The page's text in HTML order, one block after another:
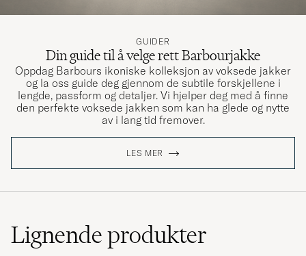
GUIDER
Din guide til å velge rett Barbourjakke
Oppdag Barbours ikoniske kolleksjon av voksede jakker
og la oss guide deg gjennom de subtile forskjellene i
lengde, passform og detaljer. Vi hjelper deg med å finne
den perfekte voksede jakken som kan ha glede og nytte
av i lang tid fremover.
LES MER
Lignendeprodukter